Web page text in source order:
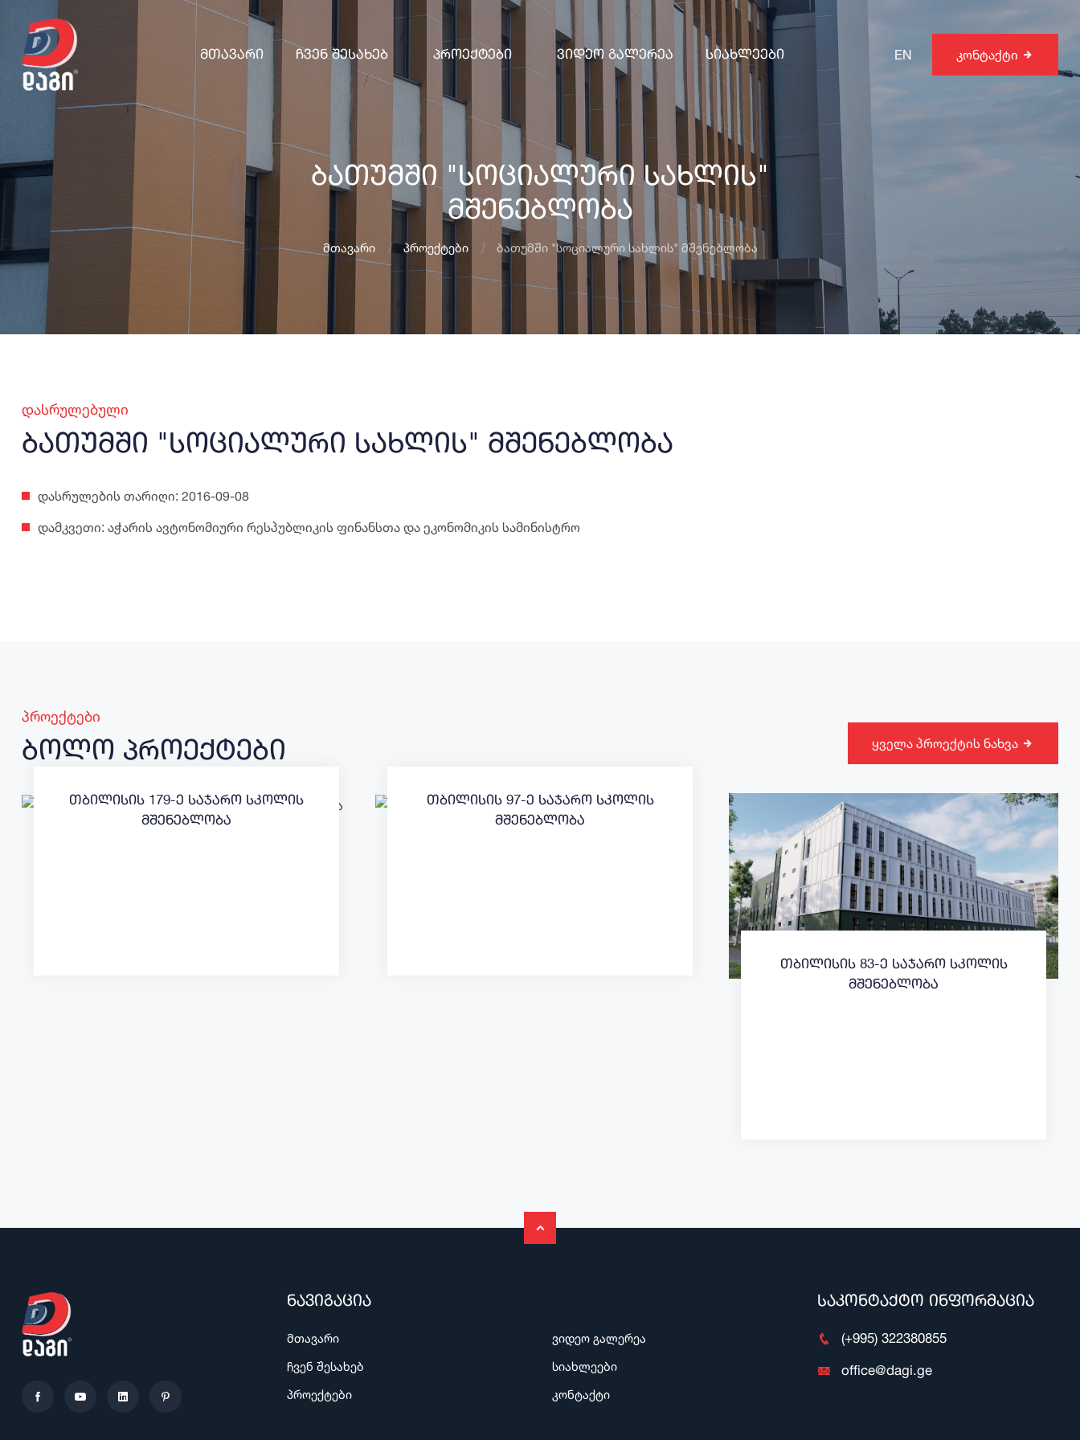
Მთავარი Ჩვენ Შესახებ Პროექტები Ვიდეო Გალერეა Სიახლეები EN კონტაქტი
ბათუმში "სოციალური სახლის"
მშენებლობა
მთავარი პროექტები ბათუმში "სოციალური სახლის" მშენებლობა
დასრულებული
ბათუმში "სოციალური სახლის" მშენებლობა
დასრულების თარიღი: 2016-09-08
დამკვეთი: აჭარის ავტონომიური რესპუბლიკის ფინანსთა და ეკონომიკის სამინისტრო
პროექტები
ბოლო პროექტები ყველა პროექტის ნახვა
თბილისის 179-ე საჯარო სკოლის
მშენებლობა
თბილისის 97-ე საჯარო სკოლის
მშენებლობა
თბილისის 83-ე საჯარო სკოლის
მშენებლობა
ნავიგაცია
მთავარი
ჩვენ შესახებ
პროექტები
ვიდეო გალერეა
სიახლეები
კონტაქტი
საკონტაქტო ინფორმაცია
(+995) 322380855
office@dagi.ge